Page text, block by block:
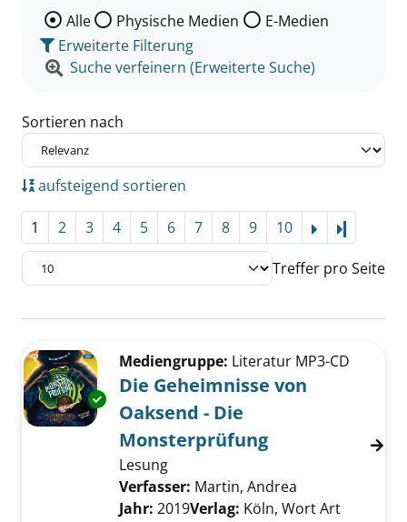
Wählen Sie die Medienart nach der Sie suchen wollen.
Alle Physische Medien
E-Medien
Erweiterte Filterung
Suche verfeinern (Erweiterte Suche)
Sortieren nach
aufsteigend sortieren
1 2 3 4 5 6 7 8 9 10
Treffer pro Seite
Zu den Suchfiltern springen
Exemplar-Details von Die Geheimnisse von
Mediengruppe: Literatur MP3-CD
Die Geheimnisse von
Oaksend - Die
Monsterprüfung
Lesung
Verfasser: Martin, Andrea
Jahr: 2019Verlag: Köln, Wort Art